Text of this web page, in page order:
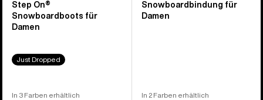
Step On®
Snowboardboots für
Damen
Just Dropped
In 3 Farben erhältlich
Snowboardbindung für
Damen
In 2 Farben erhältlich